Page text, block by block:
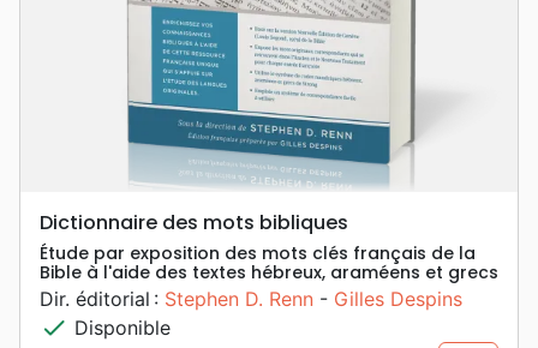
Dictionnaire des mots bibliques
Étude par exposition des mots clés français de la
Bible à l'aide des textes hébreux, araméens et grecs
Dir. éditorial : Stephen D. Renn - Gilles Despins
check Disponible